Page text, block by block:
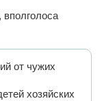
от чужих
хозяйских